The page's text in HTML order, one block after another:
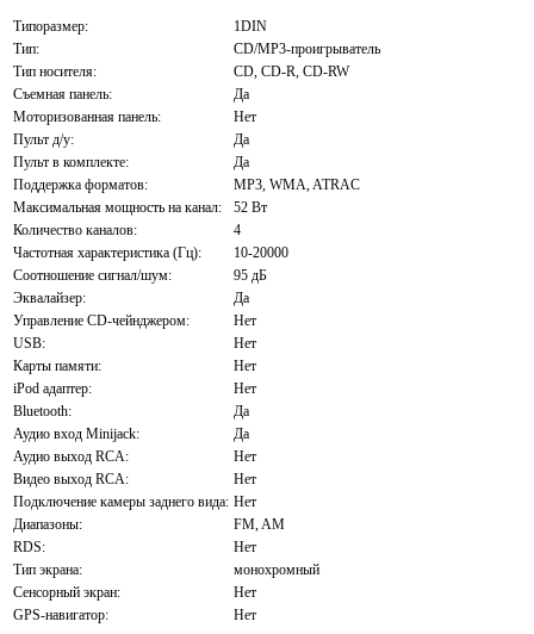
Типоразмер:
1DIN
Тип:
CD/MP3-проигрыватель
Тип носителя:
CD, CD-R, CD-RW
Съемная панель:
Да
Моторизованная панель:
Нет
Пульт д/у:
Да
Пульт в комплекте:
Да
Поддержка форматов:
MP3, WMA, ATRAC
Максимальная мощность на канал:
52 Вт
Количество каналов:
4
Частотная характеристика (Гц):
10-20000
Соотношение сигнал/шум:
95 дБ
Эквалайзер:
Да
Управление CD-чейнджером:
Нет
USB:
Нет
Карты памяти:
Нет
iPod адаптер:
Нет
Bluetooth:
Да
Аудио вход Minijack:
Да
Аудио выход RCA:
Нет
Видео выход RCA:
Нет
Подключение камеры заднего вида: Нет
Диапазоны:
FM, AM
RDS:
Нет
Тип экрана:
монохромный
Сенсорный экран:
Нет
GPS-навигатор:
Нет